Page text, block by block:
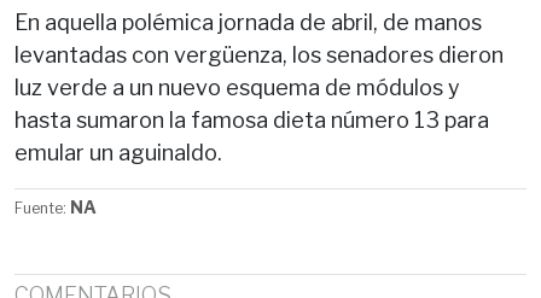
En aquella polémica jornada de abril, de manos
levantadas con vergüenza, los senadores dieron
luz verde a un nuevo esquema de módulos y
hasta sumaron la famosa dieta número 13 para
emular un aguinaldo.
Fuente: NA